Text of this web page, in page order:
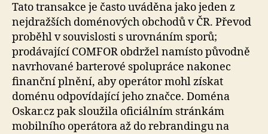
Tato transakce je často uváděna jako jeden z
nejdražších doménových obchodů v ČR. Převod
proběhl v souvislosti s urovnáním sporů;
prodávající COMFOR obdržel namísto původně
navrhované barterové spolupráce nakonec
finanční plnění, aby operátor mohl získat
doménu odpovídající jeho značce. Doména
Oskar.cz pak sloužila oficiálním stránkám
mobilního operátora až do rebrandingu na